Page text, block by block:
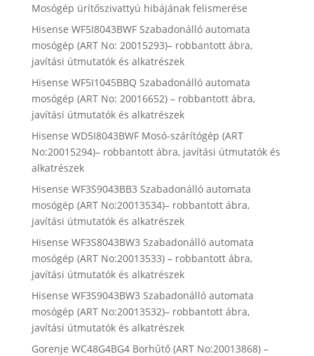
Mosógép ürítőszivattyú hibájának felismerése
Hisense WF5I8043BWF Szabadonálló automata
mosógép (ART No: 20015293)– robbantott ábra,
javítási útmutatók és alkatrészek
Hisense WF5I1045BBQ Szabadonálló automata
mosógép (ART No: 20016652) – robbantott ábra,
javítási útmutatók és alkatrészek
Hisense WD5I8043BWF Mosó-szárítógép (ART
No:20015294)– robbantott ábra, javítási útmutatók és
alkatrészek
Hisense WF3S9043BB3 Szabadonálló automata
mosógép (ART No:20013534)– robbantott ábra,
javítási útmutatók és alkatrészek
Hisense WF3S8043BW3 Szabadonálló automata
mosógép (ART No:20013533) – robbantott ábra,
javítási útmutatók és alkatrészek
Hisense WF3S9043BW3 Szabadonálló automata
mosógép (ART No:20013532)– robbantott ábra,
javítási útmutatók és alkatrészek
Gorenje WC48G4BG4 Borhűtő (ART No:20013868) –